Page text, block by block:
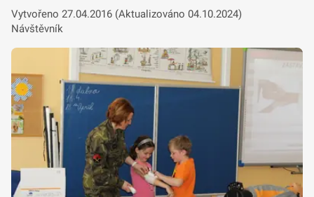
Vytvořeno 27.04.2016 (Aktualizováno 04.10.2024)
Návštěvník